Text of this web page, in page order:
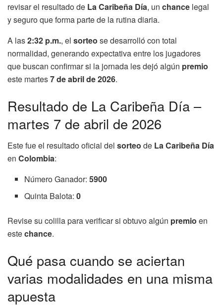
revisar el resultado de La Caribeña Día, un chance legal
y seguro que forma parte de la rutina diaria.
A las2:32 p.m., el sorteo se desarrolló con total
normalidad, generando expectativa entre los jugadores
que buscan confirmar si la jornada les dejó algún premio
este martes7 de abril de 2026.
Resultado de La Caribeña Día –
martes 7 de abril de 2026
Este fue el resultado oficial del sorteo de La Caribeña Día
en Colombia:
Número Ganador:5900
Quinta Balota:0
Revise su colilla para verificar si obtuvo algún premio en
estechance.
Qué pasa cuando se aciertan
varias modalidades en una misma
apuesta